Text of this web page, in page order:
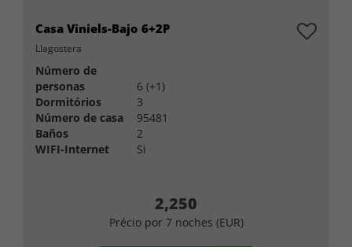
Casa Viniels-Bajo 6+2P
Llagostera
Número de
personas
6 (+1)
Dormitórios
3
Número de casa
95481
Baños
2
WIFI-Internet
Si
2,250
Précio por 7 noches (EUR)